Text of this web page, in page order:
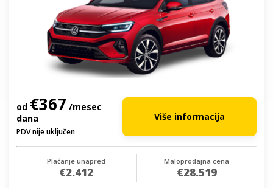
od €367 /mesec
dana
PDV nije uključen
Više informacija
Plaćanje unapred
€2.412
Maloprodajna cena
€28.519